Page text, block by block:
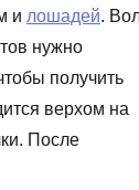
и лошадей.
нужно
получить
верхом на
После